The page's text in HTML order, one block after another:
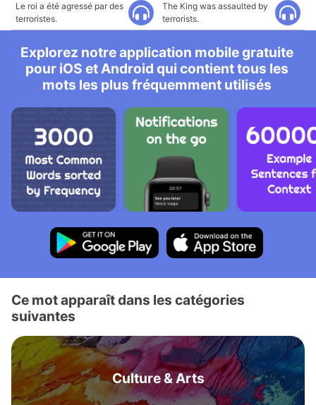
Le roi a été agressé par des
terroristes.
The King was assaulted by
terrorists.
Explorez notre application mobile gratuite
pour iOS et Android qui contient tous les
mots les plus fréquemment utilisés
Ce mot apparaît dans les catégories
suivantes
Culture & Arts